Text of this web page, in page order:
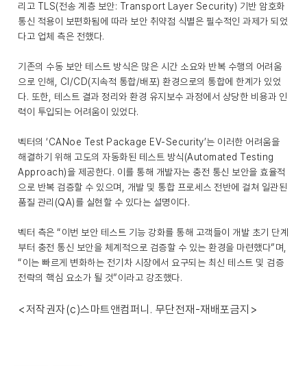
리고 TLS(전송 계층 보안: Transport Layer Security) 기반 암호화
통신 적용이 보편화됨에 따라 보안 취약점 식별은 필수적인 과제가 되었
다고 업체 측은 전했다.
기존의 수동 보안 테스트 방식은 많은 시간 소요와 반복 수행의 어려움
으로 인해, CI/CD(지속적 통합/배포) 환경으로의 통합에 한계가 있었
다. 또한, 테스트 결과 정리와 환경 유지보수 과정에서 상당한 비용과 인
력이 투입되는 어려움이 있었다.
벡터의 ‘CANoe Test Package EV-Security’는 이러한 어려움을
해결하기 위해 고도의 자동화된 테스트 방식(Automated Testing
Approach)을 제공한다. 이를 통해 개발자는 충전 통신 보안을 효율적
으로 반복 검증할 수 있으며, 개발 및 통합 프로세스 전반에 걸쳐 일관된
품질 관리(QA)를 실현할 수 있다는 설명이다.
벡터 측은 “이번 보안 테스트 기능 강화를 통해 고객들이 개발 초기 단계
부터 충전 통신 보안을 체계적으로 검증할 수 있는 환경을 마련했다”며,
“이는 빠르게 변화하는 전기차 시장에서 요구되는 최신 테스트 및 검증
전략의 핵심 요소가 될 것”이라고 강조했다.
<저작권자(c)스마트앤컴퍼니. 무단전재-재배포금지>